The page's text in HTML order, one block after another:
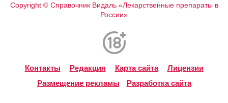
Copyright ©Справочник Видаль «Лекарственные препараты в
России»
Контакты Редакция Карта сайта
Лицензии
Размещение рекламы
Разработка сайта